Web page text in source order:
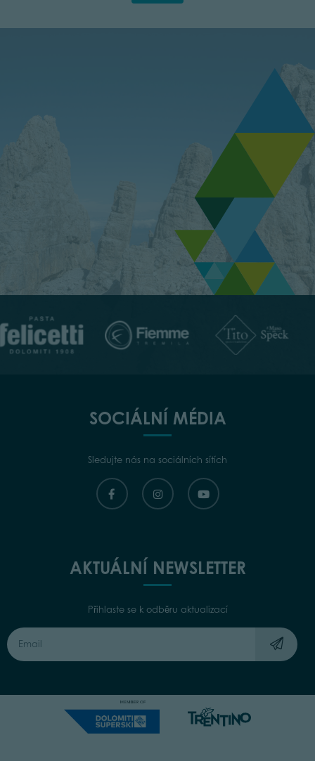
SOCIÁLNÍ MÉDIA
Sledujte nás na sociálních sítích
AKTUÁLNÍ NEWSLETTER
Přihlaste se k odběru aktualizací